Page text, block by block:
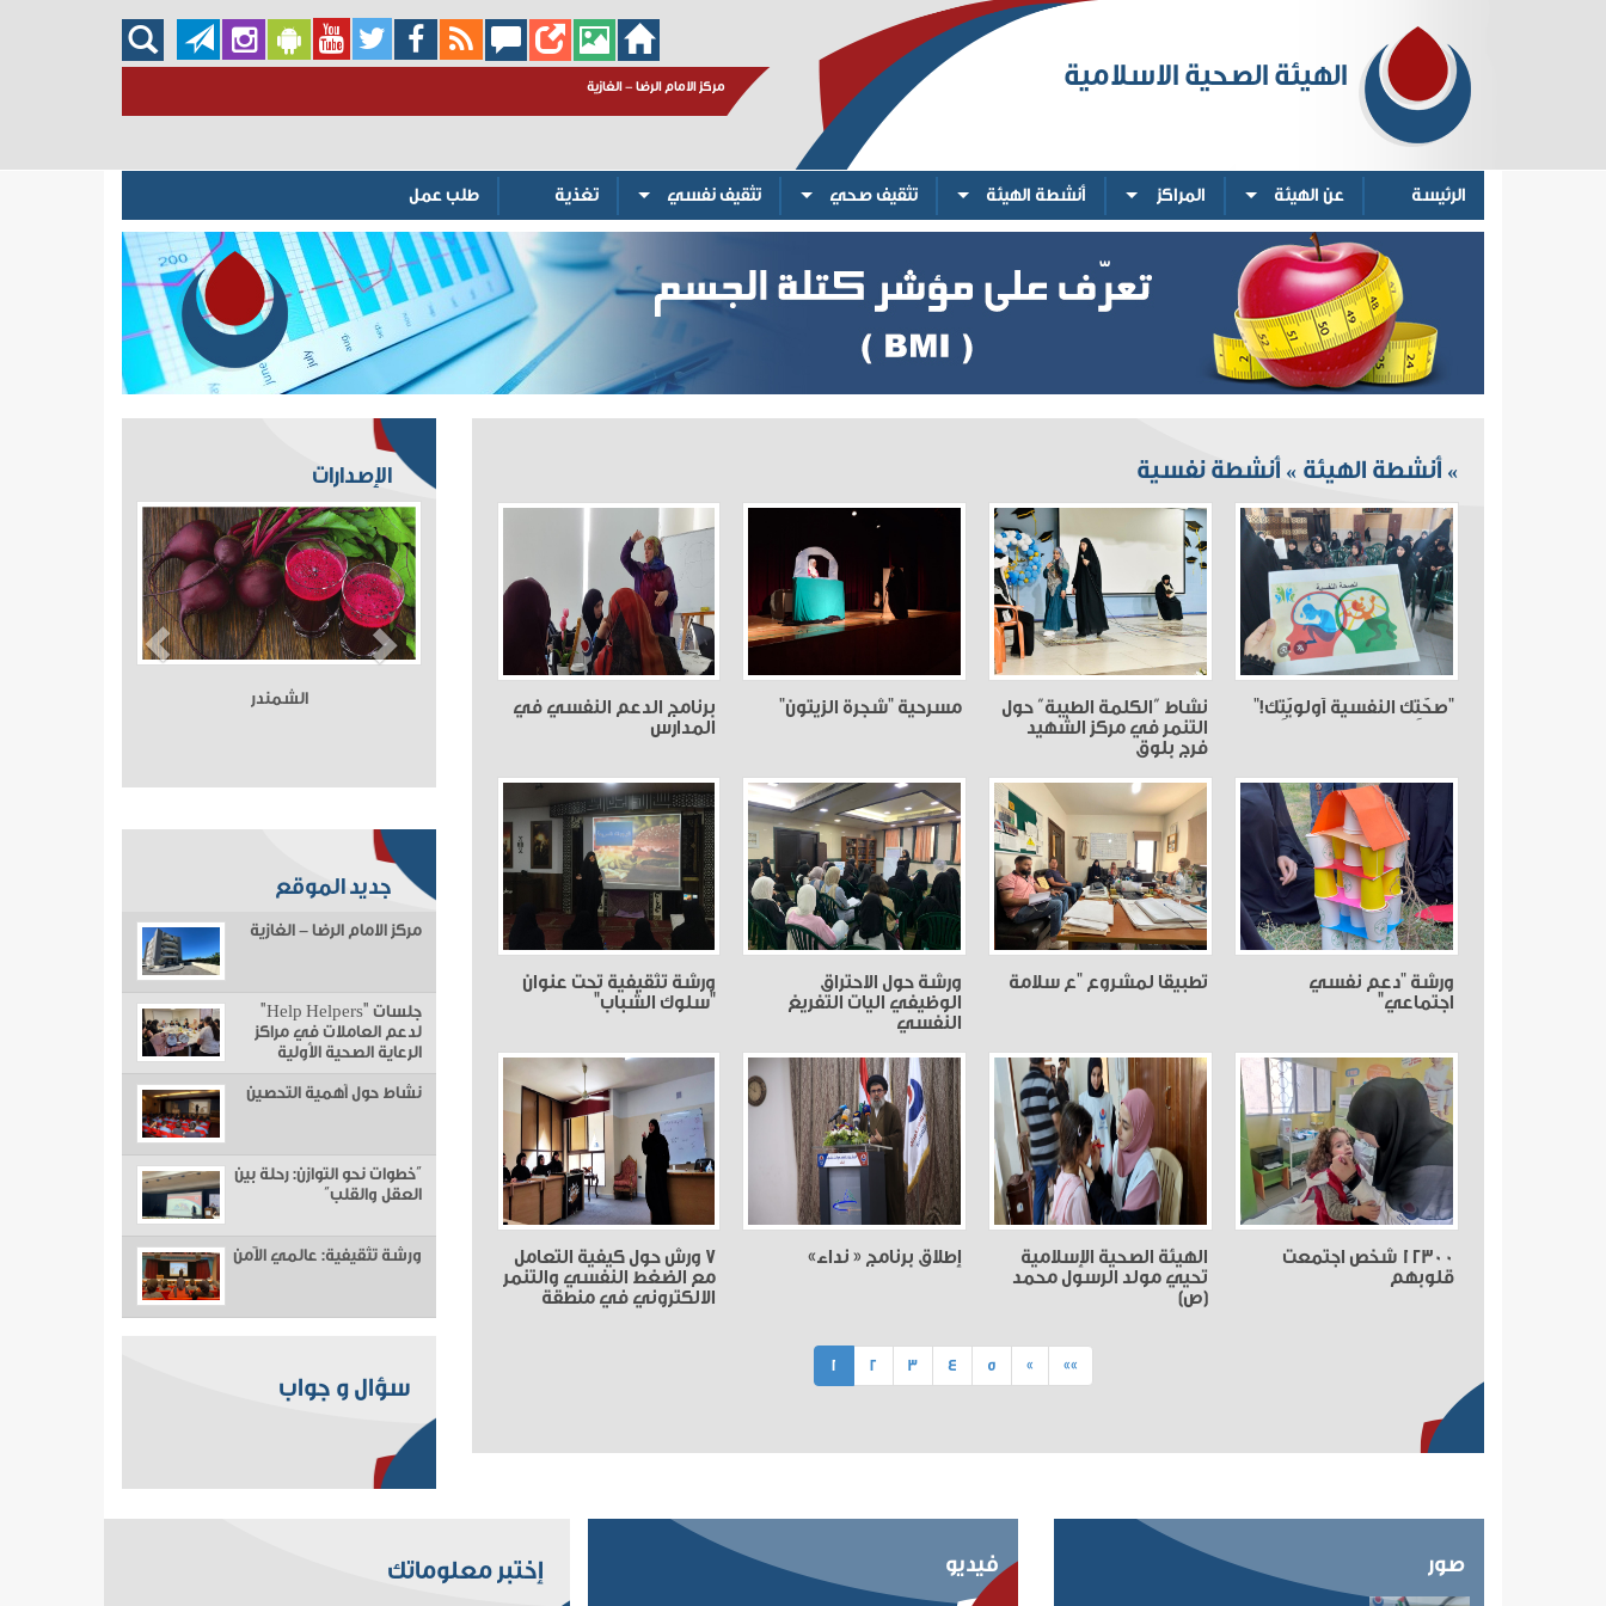
الهيئة الصحية الاسلامية مركز الامام الرضا - الغازية
الرئيسة عن الهيئة المراكز أنشطة الهيئة تثقيف صحي تثقيف نفسي تغذية طلب عمل
» أنشطة الهيئة » أنشطة نفسية
"صحّتِك النفسية أولويّتِك!"
نشاط “الكلمة الطيبة” حول
التنمر في مركز الشهيد
فرج بلوق
مسرحية "شجرة الزيتون"
برنامج الدعم النفسي في
المدارس
ورشة "دعم نفسي
اجتماعي"
تطبيقا لمشروع "ع سلامة
ورشة حول الاحتراق
الوظيفي اليات التفريغ
النفسي
ورشة تثقيفية تحت عنوان
"سلوك الشباب"
12300 شخص اجتمعت
قلوبهم
الهيئة الصحية الإسلامية
تحيي مولد الرسول محمد
(ص)
إطلاق برنامج « نداء»
7 ورش حول كيفية التعامل
مع الضغط النفسي والتنمر
الالكتروني في منطقة
1 2 3 4 5 » »»
الإصدارات
الشمندر
جديد الموقع
مركز الامام الرضا - الغازية
جلسات "Help Helpers"
لدعم العاملات في مراكز
الرعاية الصحية الأولية
نشاط حول أهمية التحصين
“خطوات نحو التوازن: رحلة بين
العقل والقلب”
ورشة تثقيفية: عالمي الآمن
سؤال و جواب
إختبر معلوماتك فيديو صور